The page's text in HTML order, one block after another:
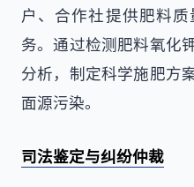
户、合作社提供肥料
务。通过检测肥料氧化
分析，制定科学施肥方
面源污染。
司法鉴定与纠纷仲裁